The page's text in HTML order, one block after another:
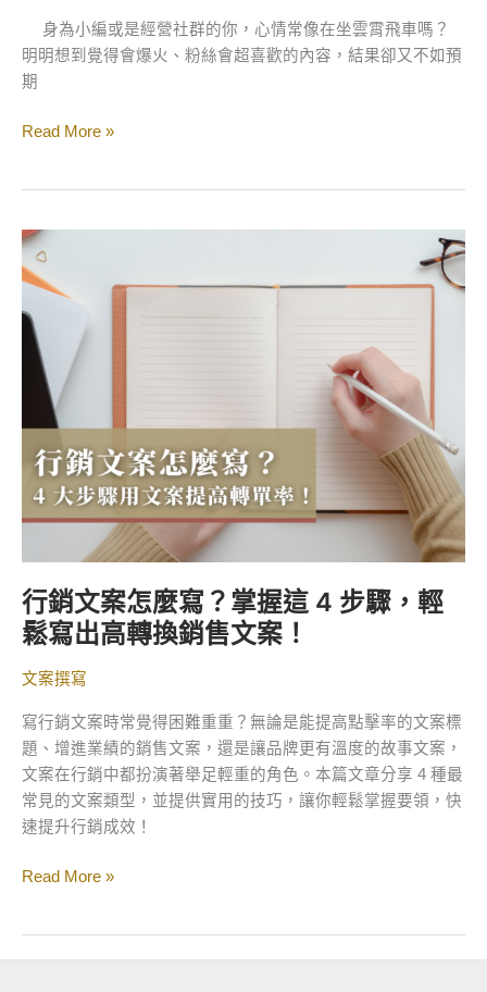
身為小編或是經營社群的你，心情常像在坐雲霄飛車嗎？
明明想到覺得會爆火、粉絲會超喜歡的內容，結果卻又不如預
期
的
社
Read More »
行銷文案怎麼寫？掌握這 4 步驟，輕
鬆寫出高轉換銷售文案！
文案撰寫
寫行銷文案時常覺得困難重重？無論是能提高點擊率的文案標
題、增進業績的銷售文案，還是讓品牌更有溫度的故事文案，
文案在行銷中都扮演著舉足輕重的角色。本篇文章分享 4 種最
常見的文案類型，並提供實用的技巧，讓你輕鬆掌握要領，快
速提升行銷成效！
行
銷
案
怎
寫？
掌
握
步
鬆
寫
高
轉
換
銷
售
文
Read More »